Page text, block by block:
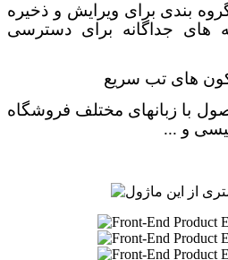
بندی برای ویرایش و ذخیره
های جداگانه برای دسترسی
های تب سریع
با زبانهای مختلف فروشگاه
و ...